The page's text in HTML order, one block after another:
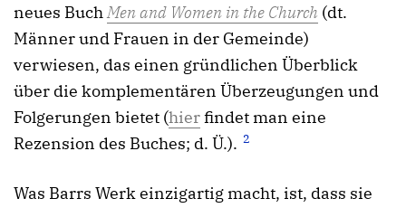
neues BuchMen and Women in the Church (dt.
Männer und Frauen in der Gemeinde)
verwiesen, das einen gründlichen Überblick
über die komplementären Überzeugungen und
Folgerungen bietet (hierfindet man eine
Rezension des Buches; d. Ü.). 2
Was Barrs Werk einzigartig macht, ist, dass sie